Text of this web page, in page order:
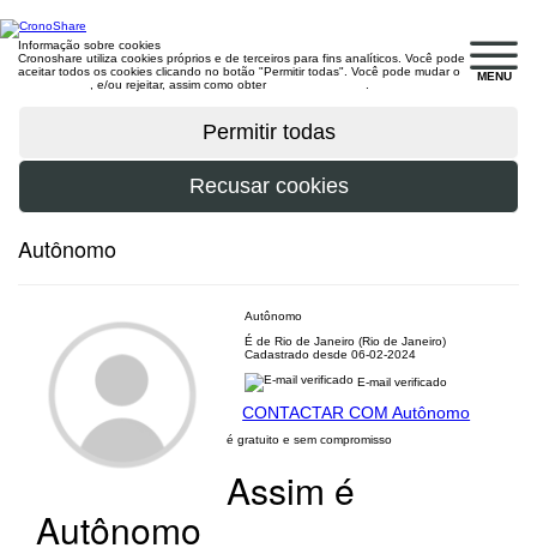
MENU
Informação sobre cookies
Cronoshare utiliza cookies próprios e de terceiros para fins analíticos. Você pode
aceitar todos os cookies clicando no botão "Permitir todas". Você pode mudar o
, e/ou rejeitar, assim como obter
Autônomo
Autônomo
É de Rio de Janeiro (Rio de Janeiro)
Cadastrado desde 06-02-2024
E-mail verificado
CONTACTAR COM Autônomo
é gratuito e sem compromisso
Assim é
Autônomo